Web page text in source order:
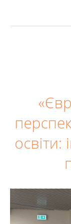
освіти: